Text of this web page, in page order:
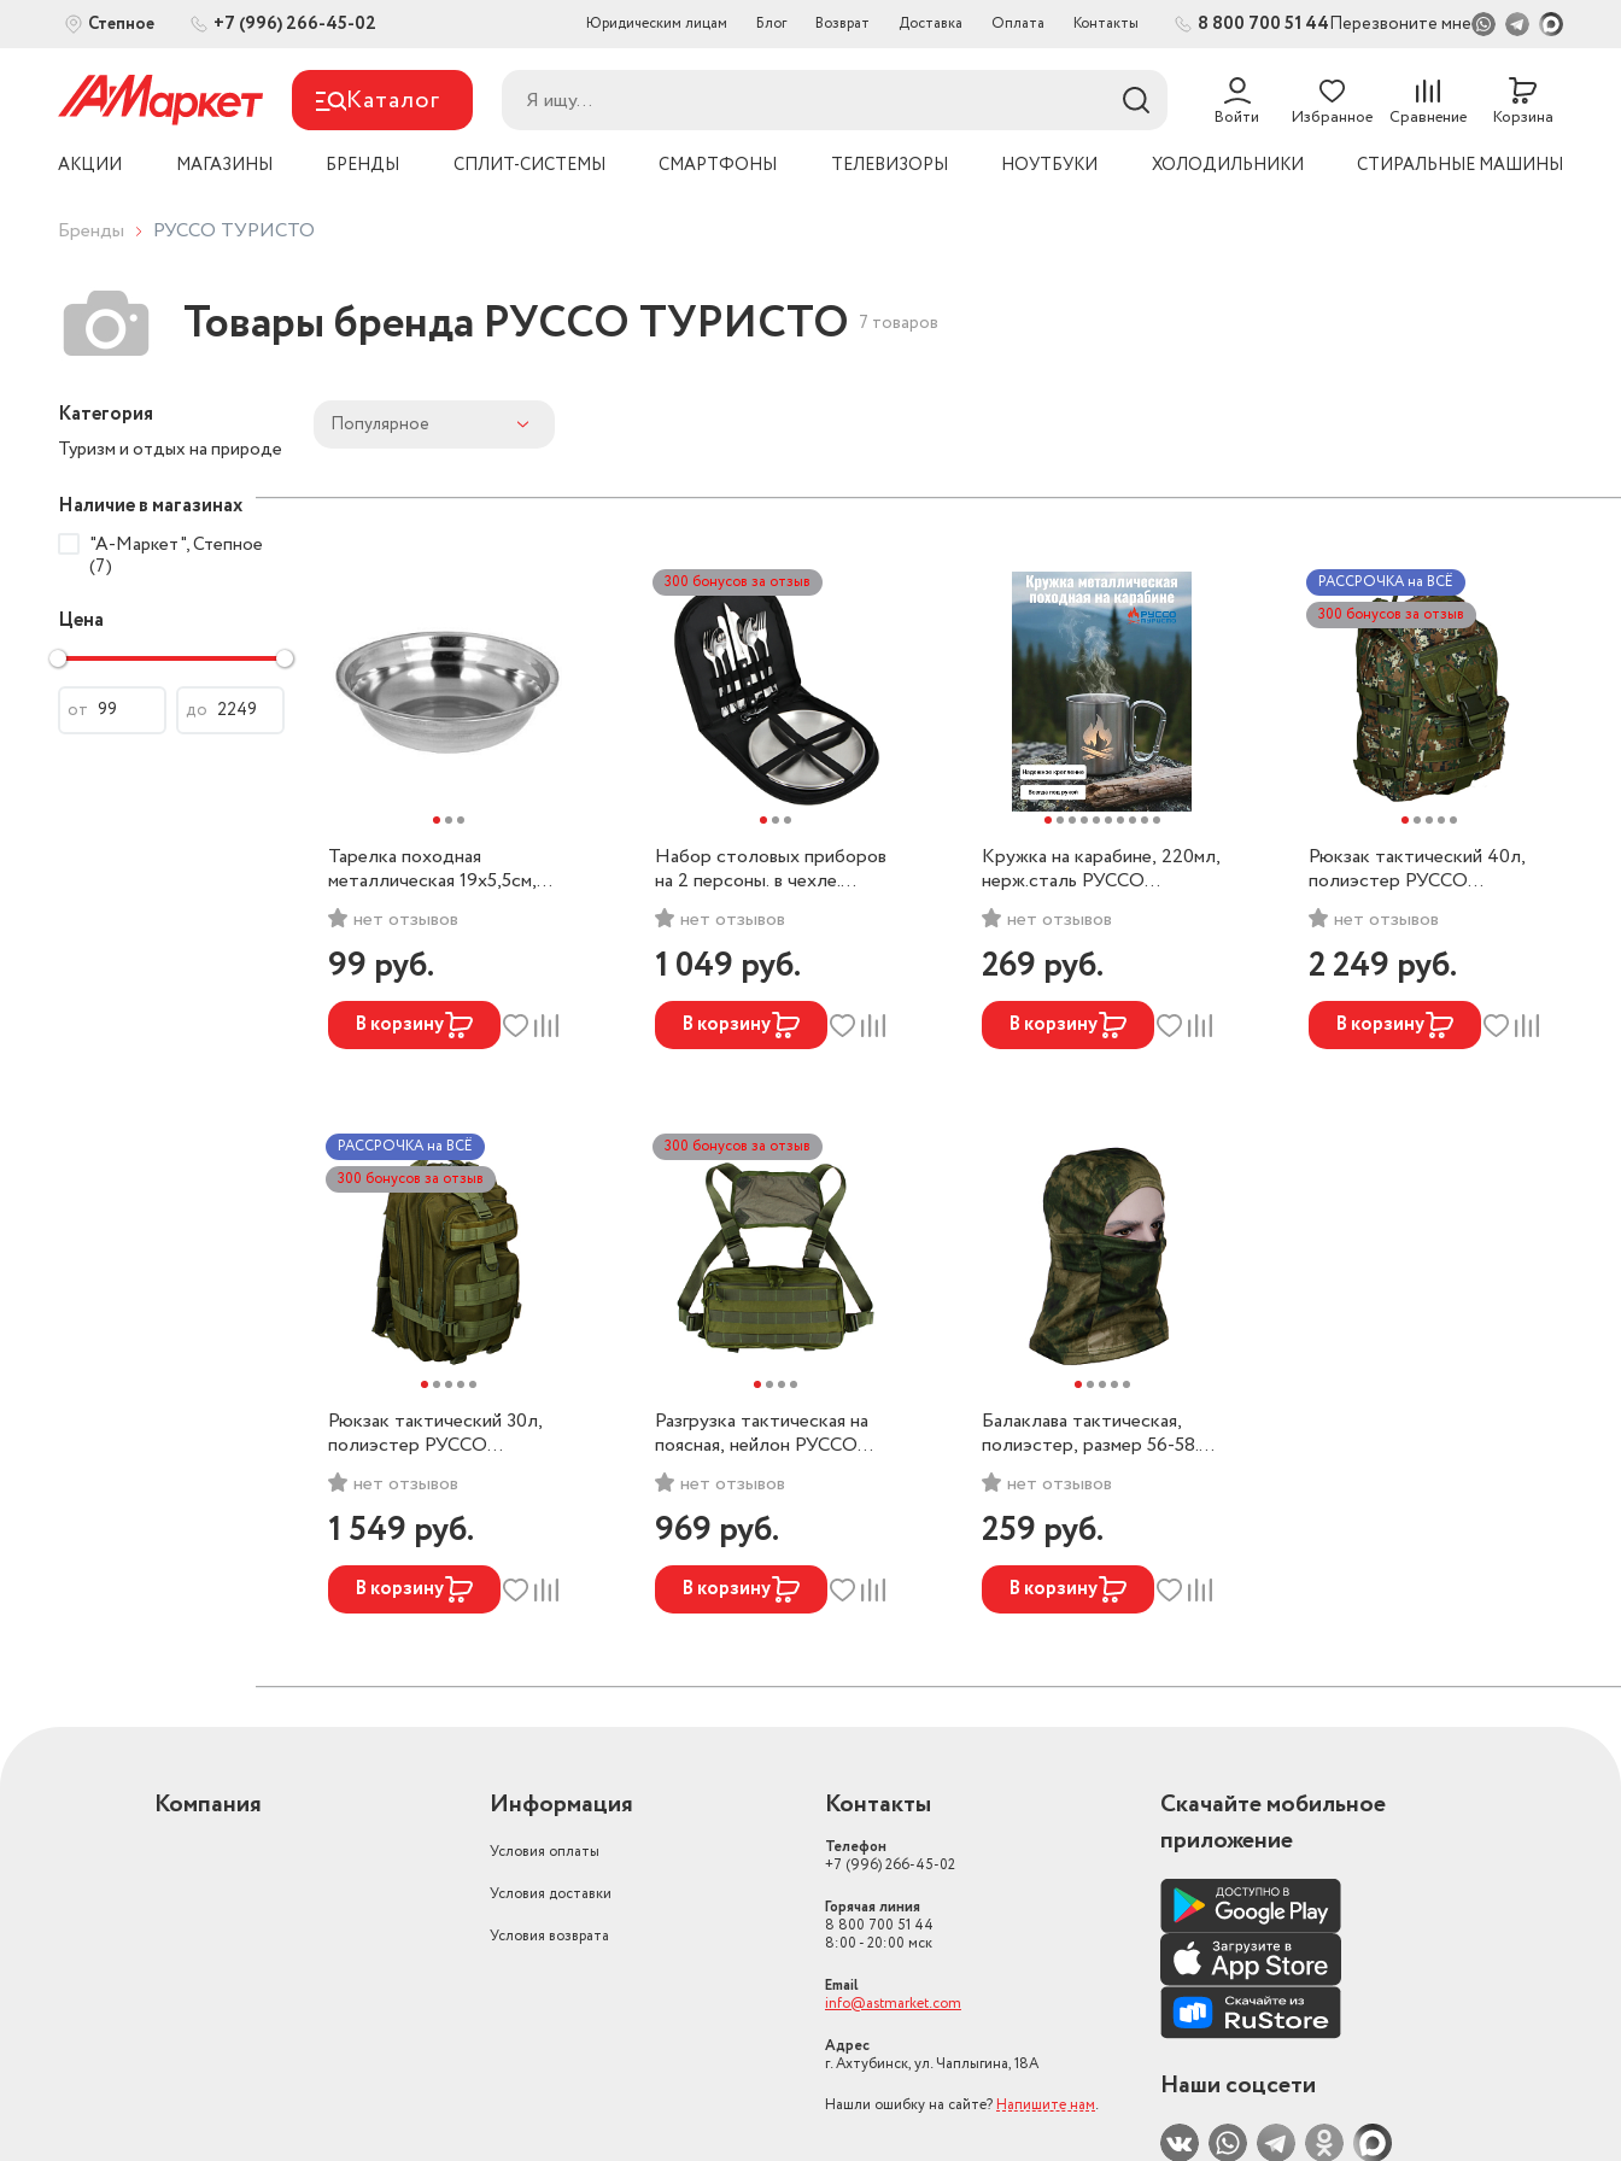
Степное +7 (996) 266-45-02 Юридическим лицам Блог Возврат Доставка Оплата Контакты 8 800 700 51 44Перезвоните мне
Каталог Войти Избранное Сравнение Корзина
АКЦИИ МАГАЗИНЫ БРЕНДЫ СПЛИТ-СИСТЕМЫ СМАРТФОНЫ ТЕЛЕВИЗОРЫ НОУТБУКИ ХОЛОДИЛЬНИКИ СТИРАЛЬНЫЕ МАШИНЫ
Бренды РУССО ТУРИСТО
Товары бренда РУССО ТУРИСТО 7 товаров
Категория
Туризм и отдых на природе
Наличие в магазинах
"А-Маркет", Степное
(7)
Цена
от до
Популярное
Тарелка походная
металлическая 19х5,5см,
РУССО ТУРИСТО
нет отзывов
99 руб.
В корзину
Набор столовых приборов
на 2 персоны. в чехле.
РУССО ТУРИСТО
нет отзывов
1 049 руб.
В корзину
300 бонусов за отзыв
Кружка на карабине, 220мл,
нерж.сталь РУССО
ТУРИСТО
нет отзывов
269 руб.
В корзину
Рюкзак тактический 40л,
полиэстер РУССО
ТУРИСТО
нет отзывов
2 249 руб.
В корзину
РАССРОЧКА на ВСЁ
300 бонусов за отзыв
Рюкзак тактический 30л,
полиэстер РУССО
ТУРИСТО
нет отзывов
1 549 руб.
В корзину
РАССРОЧКА на ВСЁ
300 бонусов за отзыв
Разгрузка тактическая на
поясная, нейлон РУССО
ТУРИСТО
нет отзывов
969 руб.
В корзину
300 бонусов за отзыв
Балаклава тактическая,
полиэстер, размер 56-58.
РУССО ТУРИСТО
нет отзывов
259 руб.
В корзину
Компания Информация
Условия оплаты
Условия доставки
Условия возврата
Контакты
Телефон
+7 (996) 266-45-02
Горячая линия
8 800 700 51 44
8:00 - 20:00 мск
Email
info@astmarket.com
Адрес
г. Ахтубинск, ул. Чаплыгина, 18А
Нашли ошибку на сайте? Напишите нам.
Скачайте мобильное
приложение
Наши соцсети